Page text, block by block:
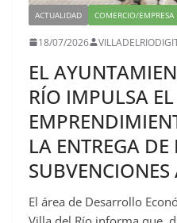
ACTUALIDAD COMERCIO/EMPRESA
18/07/2026
EL
RÍO IMPULSA EL
LA ENTREGA DE
El área de Desarrollo